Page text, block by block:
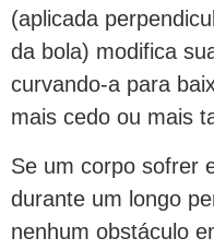
(aplicada
da bola) modifica
curvando-a para
mais cedo ou mais
Se um corpo sofrer
durante um longo
nenhum obstáculo